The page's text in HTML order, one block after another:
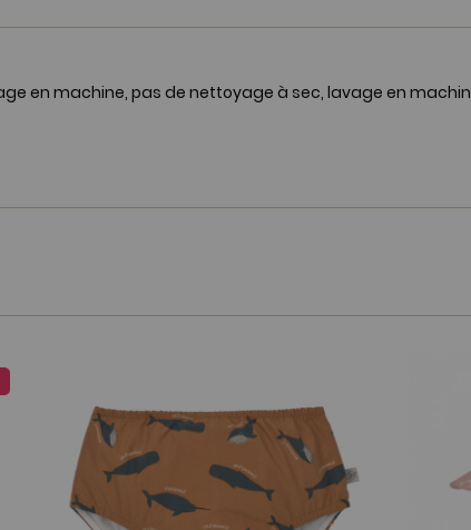
en machine, pas de nettoyage à sec, lavage en